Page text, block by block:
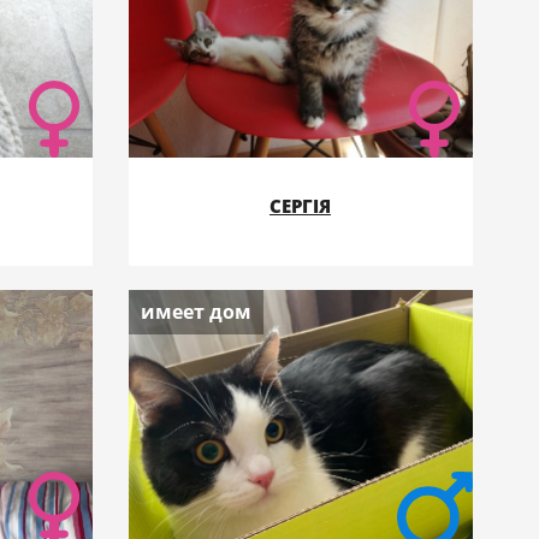
№30
СЕРГІЯ
имеет дом